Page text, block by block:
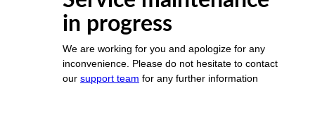
in progress
We are working for you and apologize for any
inconvenience. Please do not hesitate to contact
our support team for any further information